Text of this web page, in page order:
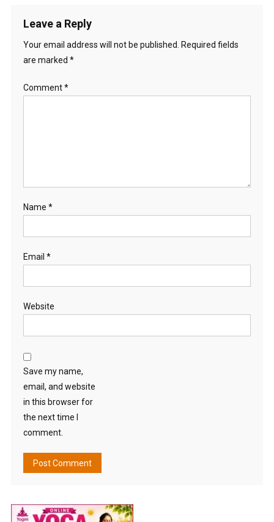
Leave a Reply
Your email address will not be published. Required fields
are marked *
Comment*
Name *
Email *
Website
Save my name,
email, and website
in this browser for
the next time I
comment.